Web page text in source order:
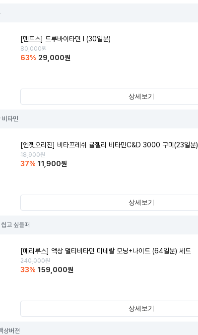
[덴프스] 트루바이타민 I (30일분)
80,000원
63% 29,000원
상세보기
비타민
[엔젯오리진] 비타프레쉬 귤젤리 비타민C&D 3000 구미(23일분)
18,900원
37% 11,900원
상세보기
고 싶을때
[메리루스] 액상 멀티비타민 미네랄 모닝+나이트 (64일분) 세트
240,000원
33% 159,000원
상세보기
상버젼